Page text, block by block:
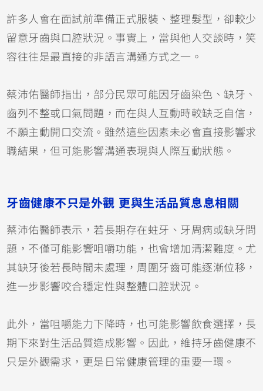
許多人會在面試前準備正式服裝、整理髮型，卻較少
留意牙齒與口腔狀況。事實上，當與他人交談時，笑
容往往是最直接的非語言溝通方式之一。
蔡沛佑醫師指出，部分民眾可能因牙齒染色、缺牙、
齒列不整或口氣問題，而在與人互動時較缺乏自信，
不願主動開口交流。雖然這些因素未必會直接影響求
職結果，但可能影響溝通表現與人際互動狀態。
牙齒健康不只是外觀 更與生活品質息息相關
蔡沛佑醫師表示，若長期存在蛀牙、牙周病或缺牙問
題，不僅可能影響咀嚼功能，也會增加清潔難度。尤
其缺牙後若長時間未處理，周圍牙齒可能逐漸位移，
進一步影響咬合穩定性與整體口腔狀況。
此外，當咀嚼能力下降時，也可能影響飲食選擇，長
期下來對生活品質造成影響。因此，維持牙齒健康不
只是外觀需求，更是日常健康管理的重要一環。